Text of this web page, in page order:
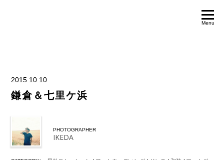
Menu
2015.10.10
鎌倉＆七里ケ浜
PHOTOGRAPHER
IKEDA